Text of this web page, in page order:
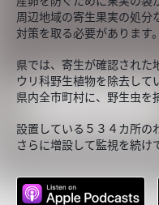
周辺地域の寄生果実の処分
対策を取る必要があります。
県では、寄生が確認された
ウリ科野生植物を除去して
県内全市町村に、野生虫を
設置している５３４カ所の
さらに増設して監視を続け